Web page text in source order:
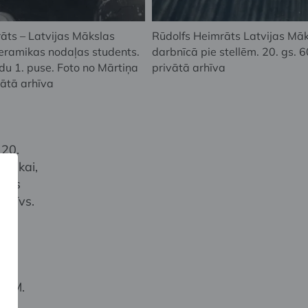
– Latvijas Mākslas
nodaļas students.
1. puse. Foto no Mārtiņa
arhīva
Rūdolfs Heimrāts Latvijas
darbnīcā pie stellēm. 20. gs.
privātā arhīva
M.